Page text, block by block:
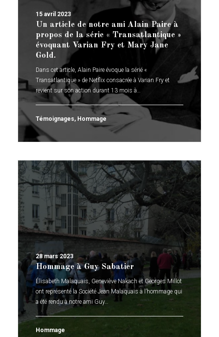
15 avril 2023
Un article de notre ami Alain Paire à
propos de la série « Transatlantique »
évoquant Varian Fry et Mary Jane
Gold.
Dans cet article, Alain Paire évoque la sérié «
Transatlantique » de Netflix consacrée à Varian Fry et
revient sur son action durant 13 mois à…
Témoignages, Hommage
28 mars 2023
Hommage à Guy Sabatier
Élisabeth Malaquais, Geneviève Nakach et Georges Millot
ont représenté la Société Jean Malaquais à l’hommage qui
a été rendu à notre ami Guy…
Hommage